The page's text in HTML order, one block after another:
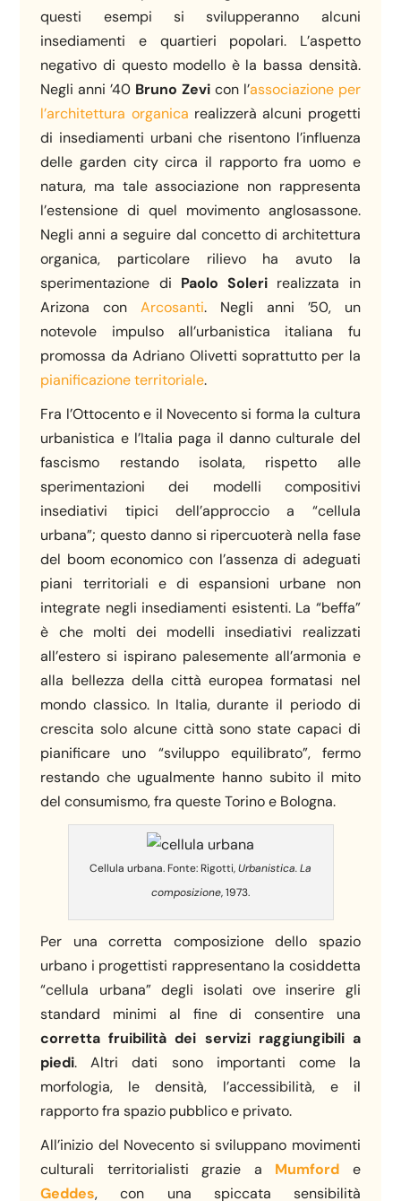
questi esempi si svilupperanno alcuni
insediamenti e quartieri popolari. L’aspetto
negativo di questo modello è la bassa densità.
Negli anni ’40 Bruno Zevicon l’associazione per
l’architettura organica realizzerà alcuni progetti
di insediamenti urbani che risentono l’influenza
delle garden city circa il rapporto fra uomo e
natura, ma tale associazione non rappresenta
l’estensione di quel movimento anglosassone.
Negli anni a seguire dal concetto di architettura
organica, particolare rilievo ha avuto la
sperimentazione di Paolo Soleri realizzata in
Arizona conArcosanti. Negli anni ’50, un
notevole impulso all’urbanistica italiana fu
promossa da Adriano Olivetti soprattutto per la
pianificazione territoriale.
Fra l’Ottocento e il Novecento si forma la cultura
urbanistica e l’Italia paga il danno culturale del
fascismo restando isolata, rispetto alle
sperimentazioni dei modelli compositivi
insediativi tipici dell’approccio a “cellula
urbana”; questo danno si ripercuoterà nella fase
del boom economico con l’assenza di adeguati
piani territoriali e di espansioni urbane non
integrate negli insediamenti esistenti. La “beffa”
è che molti dei modelli insediativi realizzati
all’estero si ispirano palesemente all’armonia e
alla bellezza della città europea formatasi nel
mondo classico. In Italia, durante il periodo di
crescita solo alcune città sono state capaci di
pianificare uno “sviluppo equilibrato”, fermo
restando che ugualmente hanno subito il mito
del consumismo, fra queste Torino e Bologna.
Cellula urbana. Fonte: Rigotti,Urbanistica. La
composizione, 1973.
Per una corretta composizione dello spazio
urbano i progettisti rappresentano la cosiddetta
“cellula urbana” degli isolati ove inserire gli
standard minimi al fine di consentire una
corretta fruibilità dei servizi raggiungibili a
piedi. Altri dati sono importanti come la
morfologia, le densità, l’accessibilità, e il
rapporto fra spazio pubblico e privato.
All’inizio del Novecento si sviluppano movimenti
culturali territorialisti grazie a Mumford e
Geddes, con una spiccata sensibilità